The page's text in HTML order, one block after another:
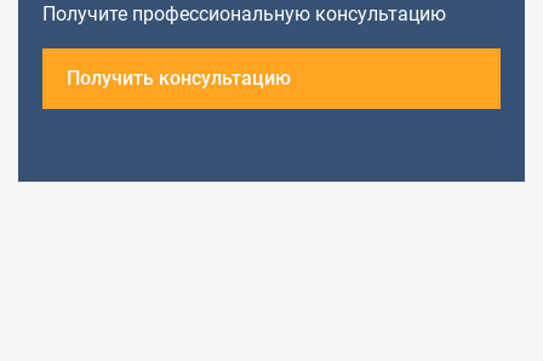
Получите профессиональную консультацию
Получить консультацию